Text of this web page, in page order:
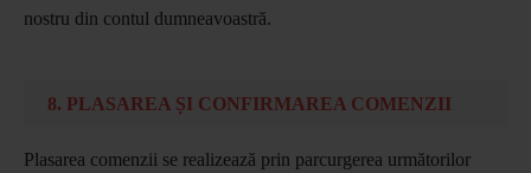
nostru din contul dumneavoastră.
8. PLASAREA ȘI CONFIRMAREA COMENZII
Plasarea comenzii se realizează prin parcurgerea următorilor